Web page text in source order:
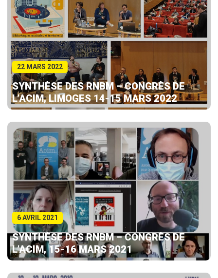
22 MARS 2022
SYNTHÈSE DES RNBM – CONGRÈS DE
L’ACIM, LIMOGES 14-15 MARS 2022
6 AVRIL 2021
SYNTHÈSE DES RNBM – CONGRÈS DE
L’ACIM, 15-16 MARS 2021